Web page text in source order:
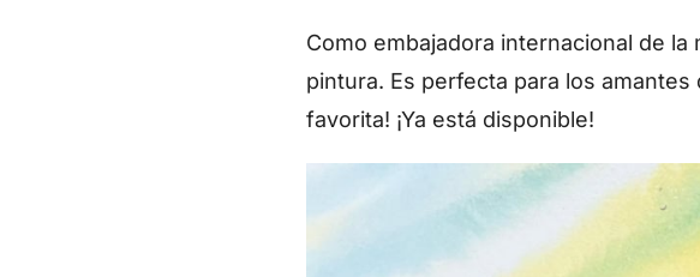
Como embajadora internacional de
pintura. Es perfecta para los
favorita! ¡Ya está disponible!